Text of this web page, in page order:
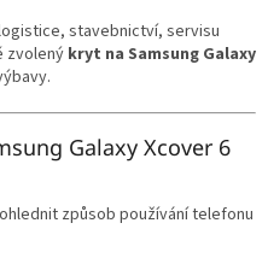
stavebnictví, servisu
zvolený kryt na Samsung Galaxy
Galaxy Xcover 6
způsob používání telefonu